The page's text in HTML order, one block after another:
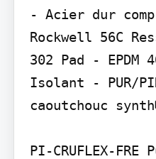
- Acier dur
Rockwell 56C
302 Pad - EPDM
Isolant - PUR/
caoutchouc
PI-CRUFLEX-